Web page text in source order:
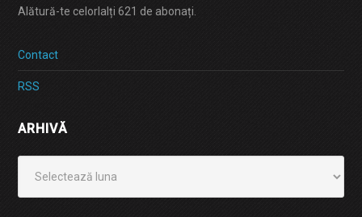
Alătură-te celorlalți 621 de abonați.
Contact
RSS
ARHIVĂ